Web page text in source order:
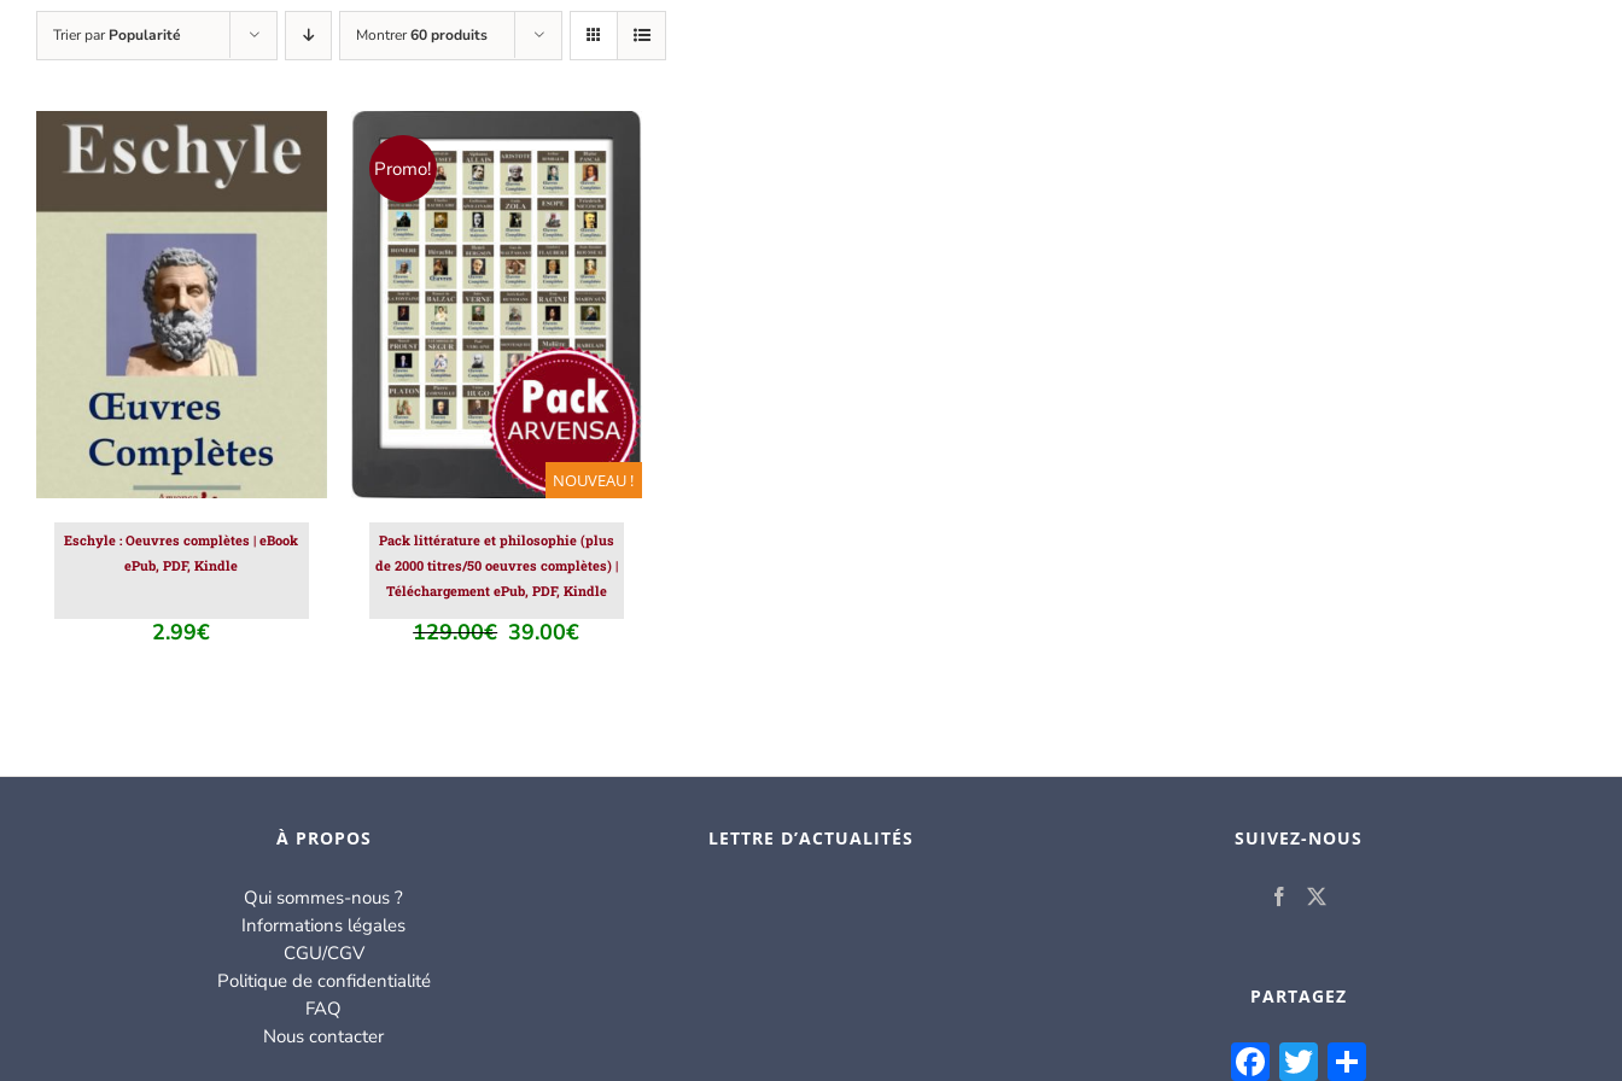
Trier parPopularité Montrer60 produits
AJOUTER AU PANIER
DÉTAILS
Eschyle : Oeuvres complètes | eBook
ePub, PDF, Kindle
2.99€
Promo!
NOUVEAU !
AJOUTER AU PANIER
/
DÉTAILS
Pack littérature et philosophie (plus
de 2000 titres/50 oeuvres complètes) |
Téléchargement ePub, PDF, Kindle
129.00€ Le
39.00€Le
À PROPOS
Qui sommes-nous ?
Informations légales
CGU/CGV
Politique de confidentialité
FAQ
Nous contacter
LETTRE D’ACTUALITÉS SUIVEZ-NOUS
PARTAGEZ
Facebook
TwitterPartager